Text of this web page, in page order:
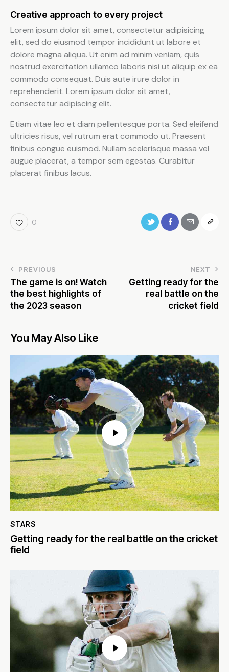
Creative approach to every project
Lorem ipsum dolor sit amet, consectetur adipisicing
elit, sed do eiusmod tempor incididunt ut labore et
dolore magna aliqua. Ut enim ad minim veniam, quis
nostrud exercitation ullamco laboris nisi ut aliquip ex ea
commodo consequat. Duis aute irure dolor in
reprehenderit. Lorem ipsum dolor sit amet,
consectetur adipiscing elit.
Etiam vitae leo et diam pellentesque porta. Sed eleifend
ultricies risus, vel rutrum erat commodo ut. Praesent
finibus congue euismod. Nullam scelerisque massa vel
augue placerat, a tempor sem egestas. Curabitur
placerat finibus lacus.
0
PREVIOUS
The game is on! Watch
the best highlights of
the 2023 season
NEXT
Getting ready for the
real battle on the
cricket field
You May Also Like
STARS
Getting ready for the real battle on the cricket
field